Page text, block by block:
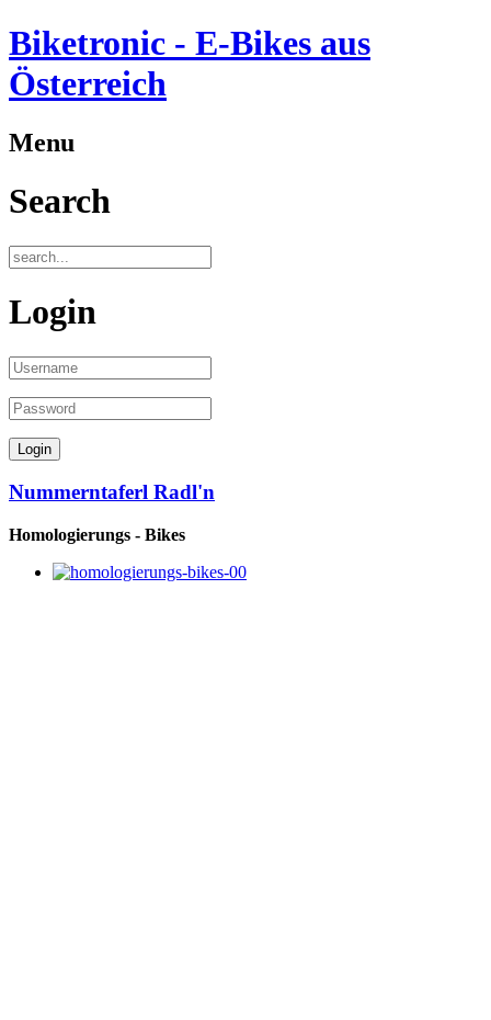
Biketronic - E-Bikes aus
Österreich
Menu
Search
Login
Nummerntaferl Radl'n
Homologierungs - Bikes